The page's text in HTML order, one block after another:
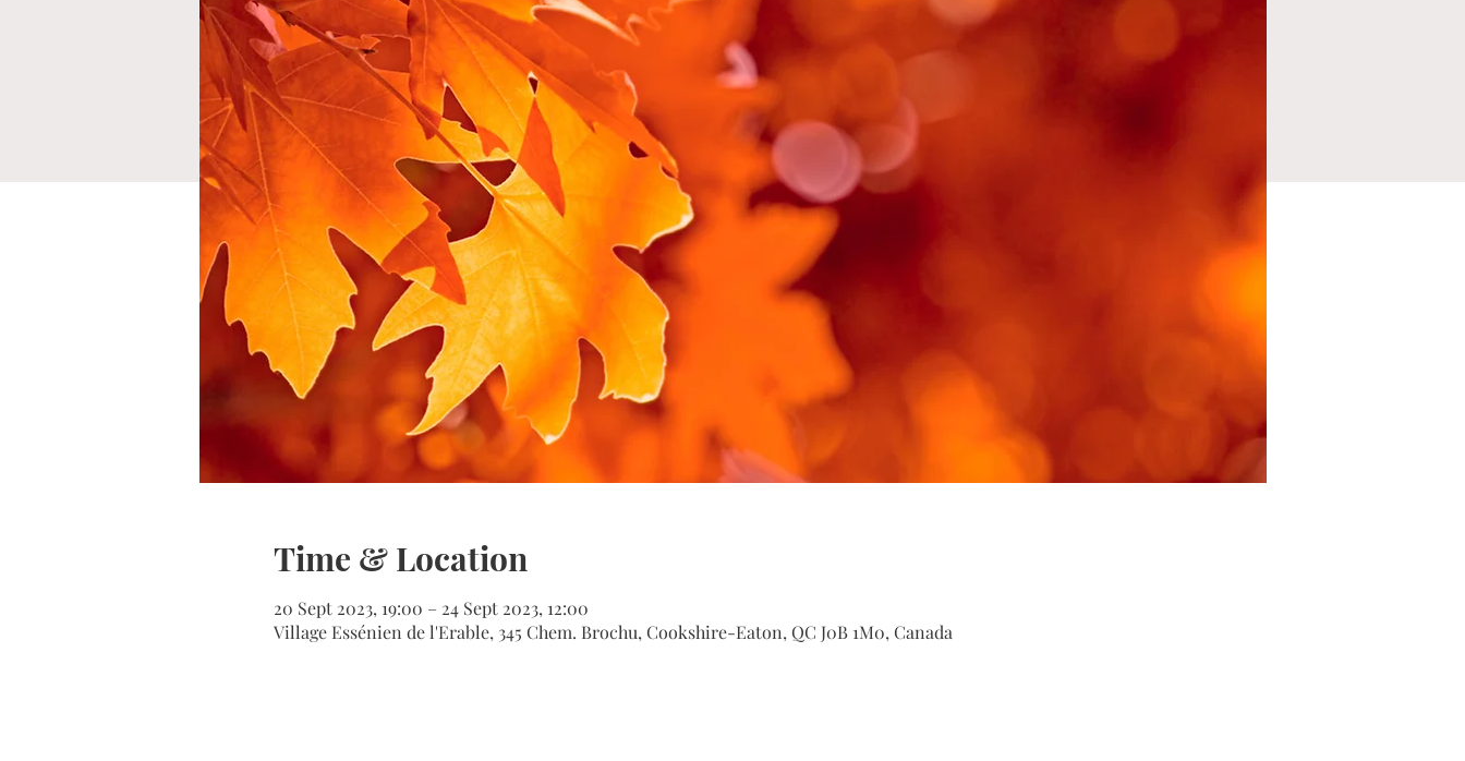
Time & Location
20 Sept 2023, 19:00 – 24 Sept 2023, 12:00
Village Essénien de l'Erable, 345 Chem. Brochu, Cookshire-Eaton, QC J0B 1M0, Canada